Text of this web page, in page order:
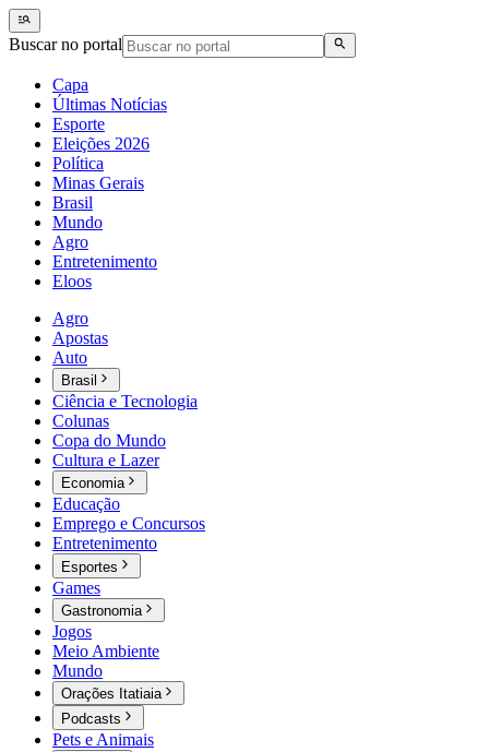
Buscar no portal
Capa
Últimas Notícias
Esporte
Eleições 2026
Política
Minas Gerais
Brasil
Mundo
Agro
Entretenimento
Eloos
Agro
Apostas
Auto
Brasil
Ciência e Tecnologia
Colunas
Copa do Mundo
Cultura e Lazer
Economia
Educação
Emprego e Concursos
Entretenimento
Esportes
Games
Gastronomia
Jogos
Meio Ambiente
Mundo
Orações Itatiaia
Podcasts
Pets e Animais